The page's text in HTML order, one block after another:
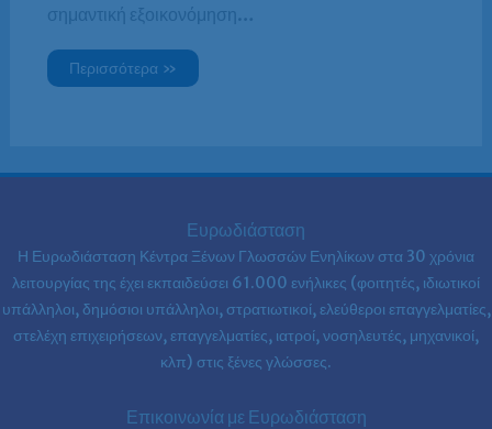
σημαντική εξοικονόμηση…
Περισσότερα »
Ευρωδιάσταση
Η Ευρωδιάσταση Κέντρα Ξένων Γλωσσών Ενηλίκων στα 30 χρόνια
λειτουργίας της έχει εκπαιδεύσει 61.000 ενήλικες (φοιτητές, ιδιωτικοί
υπάλληλοι, δημόσιοι υπάλληλοι, στρατιωτικοί, ελεύθεροι επαγγελματίες,
στελέχη επιχειρήσεων, επαγγελματίες, ιατροί, νοσηλευτές, μηχανικοί,
κλπ) στις ξένες γλώσσες.
Επικοινωνία με Ευρωδιάσταση